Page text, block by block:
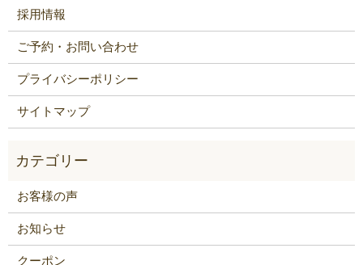
採用情報
ご予約・お問い合わせ
プライバシーポリシー
サイトマップ
お客様の声
お知らせ
クーポン